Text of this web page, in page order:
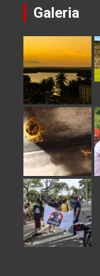
Galeria